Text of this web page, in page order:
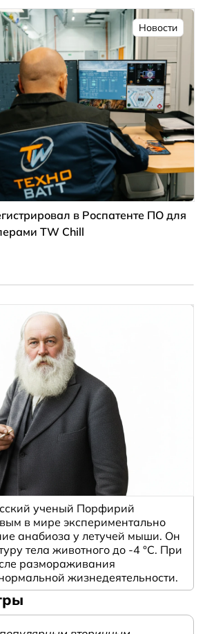
Новости
в Роспатенте ПО для
TW Chill
ученый Порфирий
в мире экспериментально
анабиоза у летучей мыши. Он
тела животного до -4 °C. При
размораживания
жизнедеятельности.